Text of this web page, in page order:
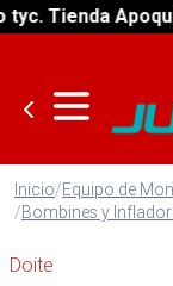
Tienda
Inicio/Equipo de
/Bombines y
Doite